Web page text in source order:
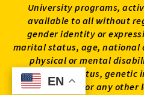
EN
EN
University programs,
available to all without
gender identity or
marital status, age,
physical or mental
veteran status, genetic
appearance, or any other